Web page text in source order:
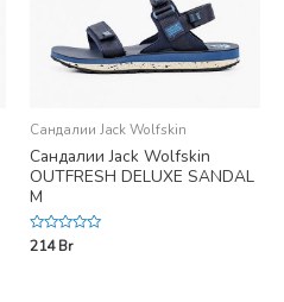
Сандалии Jack Wolfskin
Сандалии Jack Wolfskin
OUTFRESH DELUXE SANDAL
M
Rated
0
214Br